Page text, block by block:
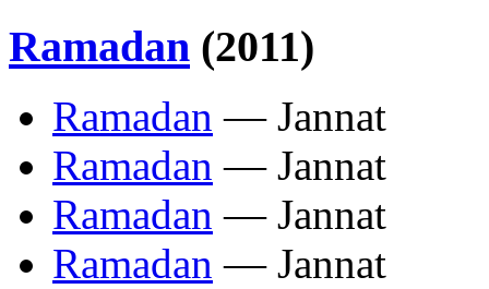
Ramadan (2011)
Ramadan — Jannat
Ramadan — Jannat
Ramadan — Jannat
Ramadan — Jannat